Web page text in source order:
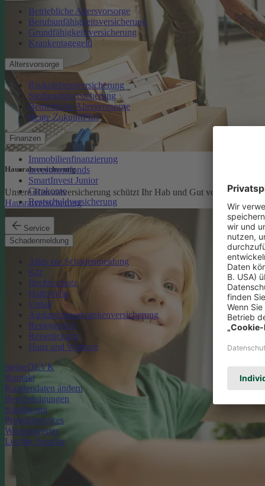
Betriebliche Altersvorsorge
Berufsunfähigkeitsversicherung
Grundfähigkeitsversicherung
Krankentagegeld
Altersvorsorge
Risikolebensversicherung
Sterbegeldversicherung
Betriebliche Altersvorsorge
Rente ZukunftPlus
Finanzen
Immobilienfinanzierung
Investmentfonds
SmartInvest Junior
Girokonto
Restschuldversicherung
Service
Schadenmeldung
Alles zur Schadenmeldung
Kfz
Rechtsschutz
Haftpflicht
Unfall
Auslandsreisekrankenversicherung
Reisegepäck
Reiserücktritt
Haus und Wohnen
meineDEVK
Kontakt
Kundendaten ändern
Bescheinigungen
Kündigung
Produktservices
Wissenswertes
Leichte Sprache
Hausratversicherung
Unsere Hausratversicherung schützt Ihr Hab und Gut vor den
Hausratversicherung